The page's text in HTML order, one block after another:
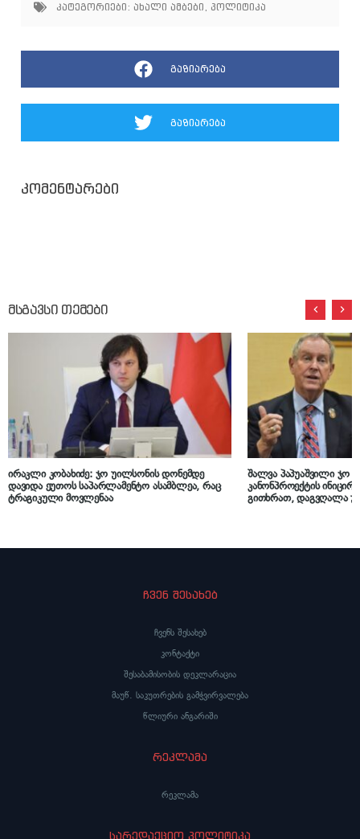
კატეგორიები: ახალი ამბები , პოლიტიკა
გაზიარება
გაზიარება
კომენტარები
მსგავსი თემები
ირაკლი კობახიძე: ჯო უილსონის დონემდე
დავიდა ეუთოს საპარლამენტო ასამბლეა, რაც
ტრაგიკული მოვლენაა
შალვა პაპუაშვილი ჯო
კანონპროექტის
გითხრათ, დაგვღალა
ჩვენ შესახებ
ჩვენს შესახებ
კონტაქტი
შესაბამისობის დეკლარაცია
მაუწ. საკუთრების გამჭვირვალება
წლიური ანგარიში
რეკლამა
რეკლამა
სარედაქციო პოლიტიკა